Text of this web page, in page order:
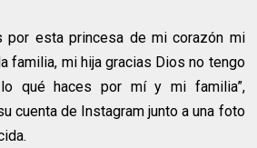
por esta princesa de mi corazón mi
familia, mi hija gracias Dios no tengo
qué haces por mí y mi familia”,
cuenta de Instagram junto a una foto